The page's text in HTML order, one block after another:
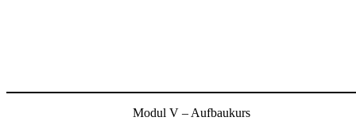
Modul V – Aufbaukurs